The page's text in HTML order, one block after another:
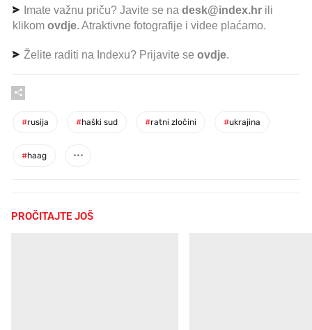
Imate važnu priču? Javite se na desk@index.hr ili
klikom ovdje. Atraktivne fotografije i videe plaćamo.
Želite raditi na Indexu? Prijavite se ovdje.
#rusija #haški sud #ratni zločini #ukrajina
#haag
PROČITAJTE JOŠ